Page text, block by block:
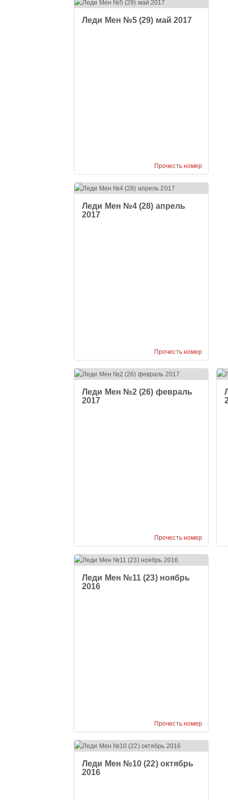
Прочесть номер
Леди Мен №5 (29) май 2017
Прочесть номер
Леди Мен №4 (28) апрель
2017
Прочесть номер
Леди Мен №2 (26) февраль
2017
Прочесть номер
Леди Мен №11 (23) ноябрь
2016
Леди Мен №10 (22) октябрь
2016